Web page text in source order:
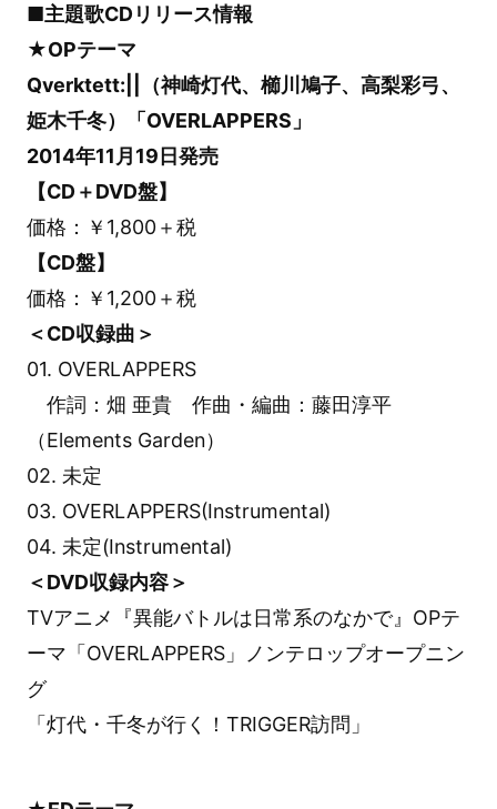
■主題歌CDリリース情報
★OPテーマ
Qverktett:||（神崎灯代、櫛川鳩子、高梨彩弓、
姫木千冬）「OVERLAPPERS」
2014年11月19日発売
【CD＋DVD盤】
価格：￥1,800＋税
【CD盤】
価格：￥1,200＋税
＜CD収録曲＞
01. OVERLAPPERS
作詞：畑 亜貴 作曲・編曲：藤田淳平
（Elements Garden）
02. 未定
03. OVERLAPPERS(Instrumental)
04. 未定(Instrumental)
＜DVD収録内容＞
TVアニメ『異能バトルは日常系のなかで』OPテ
ーマ「OVERLAPPERS」ノンテロップオープニン
グ
「灯代・千冬が行く！TRIGGER訪問」